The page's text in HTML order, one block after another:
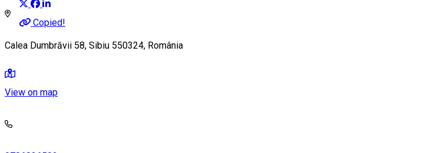
Copied!
Calea Dumbrăvii 58, Sibiu 550324, România
View on map